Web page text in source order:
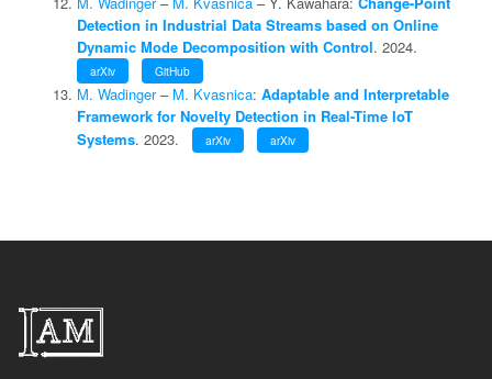
Detection in Industrial Data Streams based on Online
Dynamic Mode Decomposition with Control. 2024.
arXiv GitHub
M. Wadinger– M. Kvasnica: Adaptable and Interpretable
Framework for Novelty Detection in Real-Time IoT
Systems. 2023. arXiv arXiv